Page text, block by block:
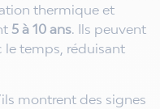
thermique et
5 à 10 ans. Ils peuvent
le temps, réduisant
montrent des signes